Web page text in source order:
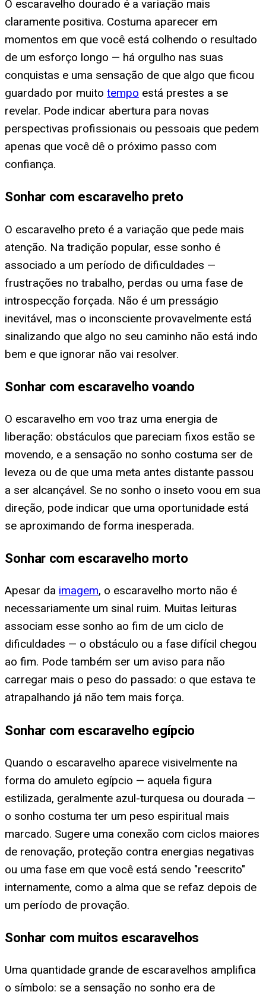
O escaravelho dourado é a variação mais
claramente positiva. Costuma aparecer em
momentos em que você está colhendo o resultado
de um esforço longo — há orgulho nas suas
conquistas e uma sensação de que algo que ficou
guardado por muito tempo está prestes a se
revelar. Pode indicar abertura para novas
perspectivas profissionais ou pessoais que pedem
apenas que você dê o próximo passo com
confiança.
Sonhar com escaravelho preto
O escaravelho preto é a variação que pede mais
atenção. Na tradição popular, esse sonho é
associado a um período de dificuldades —
frustrações no trabalho, perdas ou uma fase de
introspecção forçada. Não é um presságio
inevitável, mas o inconsciente provavelmente está
sinalizando que algo no seu caminho não está indo
bem e que ignorar não vai resolver.
Sonhar com escaravelho voando
O escaravelho em voo traz uma energia de
liberação: obstáculos que pareciam fixos estão se
movendo, e a sensação no sonho costuma ser de
leveza ou de que uma meta antes distante passou
a ser alcançável. Se no sonho o inseto voou em sua
direção, pode indicar que uma oportunidade está
se aproximando de forma inesperada.
Sonhar com escaravelho morto
Apesar da imagem, o escaravelho morto não é
necessariamente um sinal ruim. Muitas leituras
associam esse sonho ao fim de um ciclo de
dificuldades — o obstáculo ou a fase difícil chegou
ao fim. Pode também ser um aviso para não
carregar mais o peso do passado: o que estava te
atrapalhando já não tem mais força.
Sonhar com escaravelho egípcio
Quando o escaravelho aparece visivelmente na
forma do amuleto egípcio — aquela figura
estilizada, geralmente azul-turquesa ou dourada —
o sonho costuma ter um peso espiritual mais
marcado. Sugere uma conexão com ciclos maiores
de renovação, proteção contra energias negativas
ou uma fase em que você está sendo "reescrito"
internamente, como a alma que se refaz depois de
um período de provação.
Sonhar com muitos escaravelhos
Uma quantidade grande de escaravelhos amplifica
o símbolo: se a sensação no sonho era de